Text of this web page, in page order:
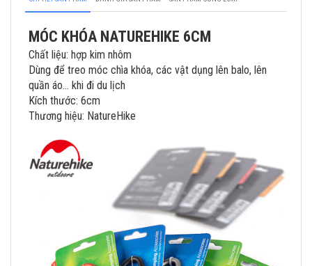
MÓC KHÓA NATUREHIKE 6CM
Chất liệu: hợp kim nhôm
Dùng để treo móc chìa khóa, các vật dụng lên balo, lên
quần áo… khi đi du lịch
Kích thước: 6cm
Thương hiệu: NatureHike